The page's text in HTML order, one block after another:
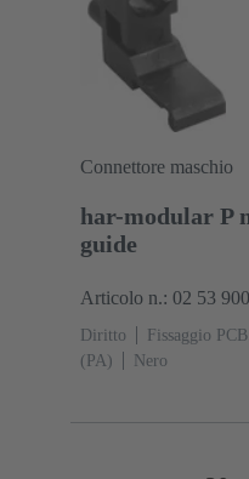
Connettore maschio
har-modular P
guide
Articolo n.: 02 53
Diritto Fissaggio
(PA)
Nero